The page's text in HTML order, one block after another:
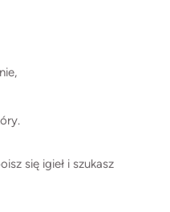
się igieł i szukasz